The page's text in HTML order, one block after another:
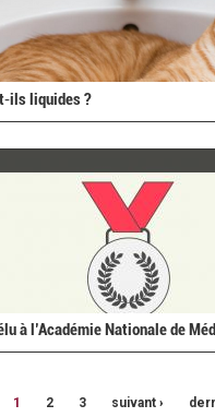
liquides ?
à l’Académie Nationale de
1 2 3 suivant ›